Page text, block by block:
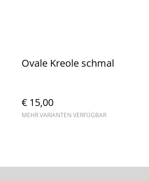
Ovale Kreole schmal
€ 15,00
MEHR VARIANTEN VERFÜGBAR